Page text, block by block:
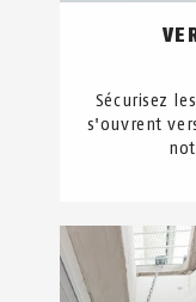
Sécurisez
s'ouvrent